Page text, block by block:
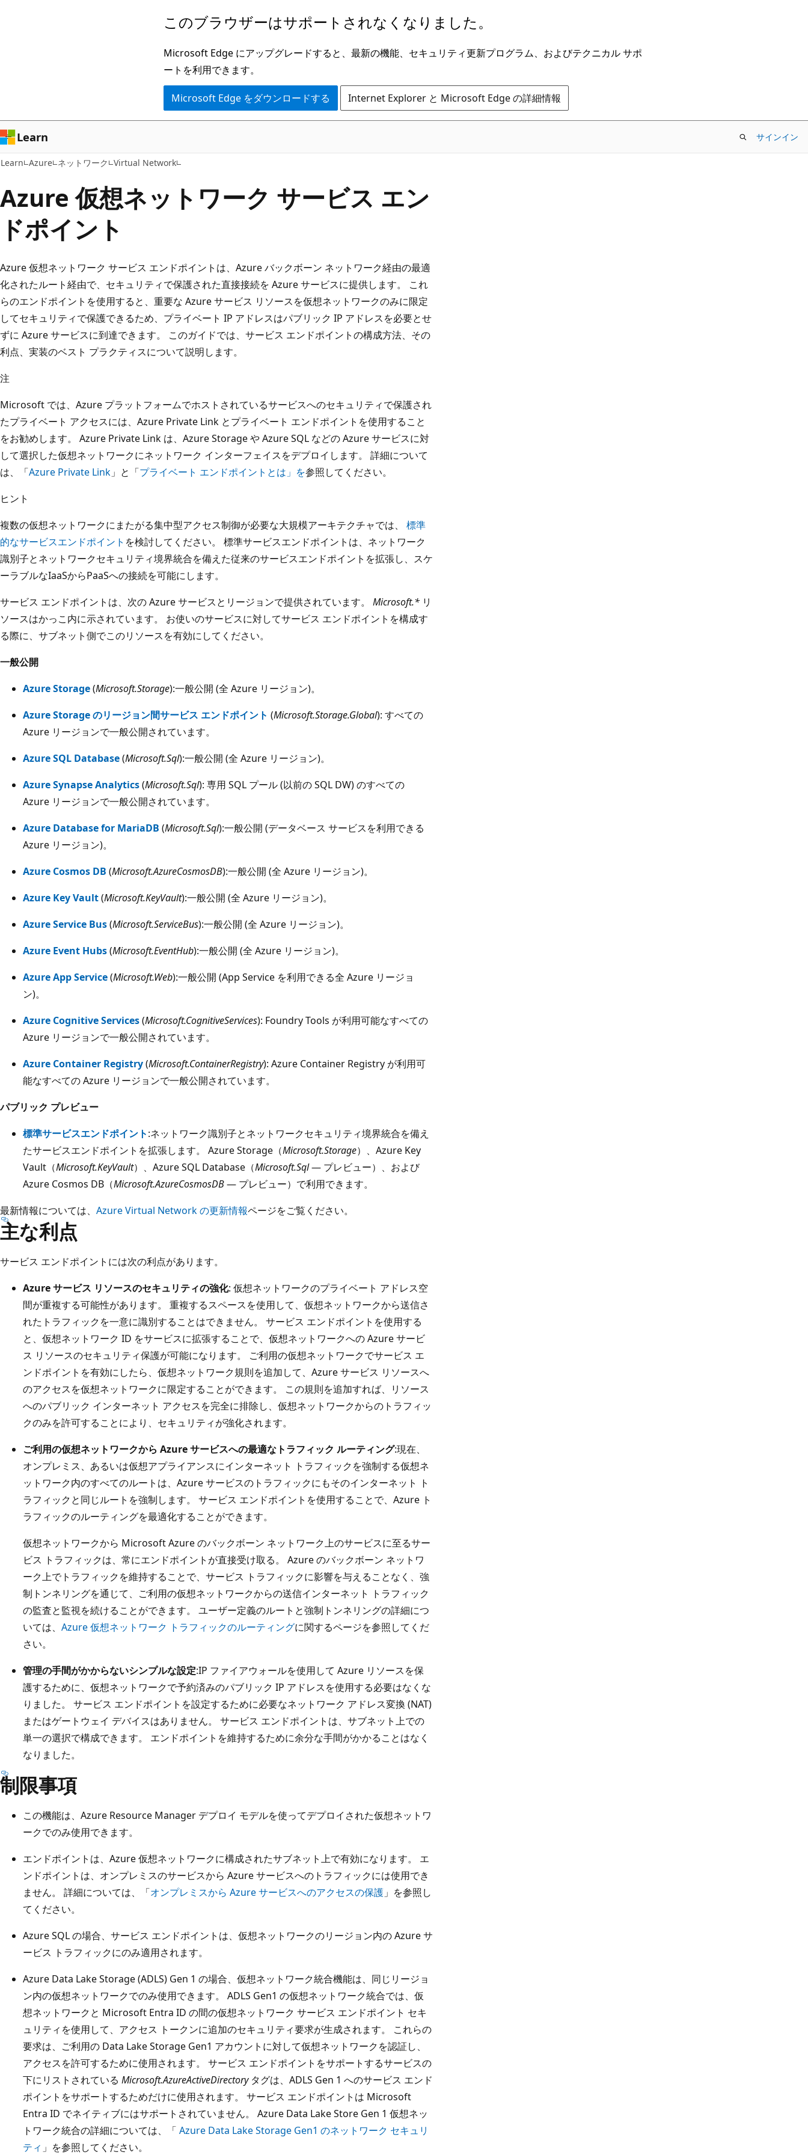
ン
ツ
に
ス
ッ
プ
このブラウザーはサポートされなくなりました。
Microsoft Edge にアップグレードすると、最新の機能、セキュリティ更新プログラム、およびテクニカル サポ
ートを利用できます。
Microsoft Edge をダウンロードする Internet Explorer と Microsoft Edge の詳細情報
Learn サインイン
Learn Azure ネットワーク Virtual Network
Azure 仮想ネットワーク サービス エン
ドポイント
Azure 仮想ネットワーク サービス エンドポイントは、Azure バックボーン ネットワーク経由の最適
化されたルート経由で、セキュリティで保護された直接接続を Azure サービスに提供します。 これ
らのエンドポイントを使用すると、重要な Azure サービス リソースを仮想ネットワークのみに限定
してセキュリティで保護できるため、プライベート IP アドレスはパブリック IP アドレスを必要とせ
ずに Azure サービスに到達できます。 このガイドでは、サービス エンドポイントの構成方法、その
利点、実装のベスト プラクティスについて説明します。
注
Microsoft では、Azure プラットフォームでホストされているサービスへのセキュリティで保護され
たプライベート アクセスには、Azure Private Link とプライベート エンドポイントを使用すること
をお勧めします。 Azure Private Link は、Azure Storage や Azure SQL などの Azure サービスに対
して選択した仮想ネットワークにネットワーク インターフェイスをデプロイします。 詳細について
は、「Azure Private Link 」と「プライベート エンドポイントとは」を参照してください。
ヒント
複数の仮想ネットワークにまたがる集中型アクセス制御が必要な大規模アーキテクチャでは、 標準
的なサービスエンドポイント を検討してください。 標準サービスエンドポイントは、ネットワーク
識別子とネットワークセキュリティ境界統合を備えた従来のサービスエンドポイントを拡張し、スケ
ーラブルなIaaSからPaaSへの接続を可能にします。
サービス エンドポイントは、次の Azure サービスとリージョンで提供されています。 Microsoft.* リ
ソースはかっこ内に示されています。 お使いのサービスに対してサービス エンドポイントを構成す
る際に、サブネット側でこのリソースを有効にしてください。
一般公開
Azure Storage(Microsoft.Storage):一般公開 (全 Azure リージョン)。
Azure Storage のリージョン間サービス エンドポイント (Microsoft.Storage.Global): すべての
Azure リージョンで一般公開されています。
Azure SQL Database(Microsoft.Sql):一般公開 (全 Azure リージョン)。
Azure Synapse Analytics(Microsoft.Sql): 専用 SQL プール (以前の SQL DW) のすべての
Azure リージョンで一般公開されています。
Azure Database for MariaDB (Microsoft.Sql):一般公開 (データベース サービスを利用できる
Azure リージョン)。
Azure Cosmos DB (Microsoft.AzureCosmosDB):一般公開 (全 Azure リージョン)。
Azure Key Vault(Microsoft.KeyVault):一般公開 (全 Azure リージョン)。
Azure Service Bus(Microsoft.ServiceBus):一般公開 (全 Azure リージョン)。
Azure Event Hubs(Microsoft.EventHub):一般公開 (全 Azure リージョン)。
Azure App Service(Microsoft.Web):一般公開 (App Service を利用できる全 Azure リージョ
ン)。
Azure Cognitive Services(Microsoft.CognitiveServices): Foundry Tools が利用可能なすべての
Azure リージョンで一般公開されています。
Azure Container Registry(Microsoft.ContainerRegistry): Azure Container Registry が利用可
能なすべての Azure リージョンで一般公開されています。
パブリック プレビュー
標準サービスエンドポイント:ネットワーク識別子とネットワークセキュリティ境界統合を備え
たサービスエンドポイントを拡張します。 Azure Storage（Microsoft.Storage）、Azure Key
Vault（Microsoft.KeyVault）、Azure SQL Database（Microsoft.Sql— プレビュー）、および
Azure Cosmos DB（Microsoft.AzureCosmosDB— プレビュー）で利用できます。
最新情報については、 Azure Virtual Network の更新情報ページをご覧ください。
主な利点
サービス エンドポイントには次の利点があります。
Azure サービス リソースのセキュリティの強化: 仮想ネットワークのプライベート アドレス空
間が重複する可能性があります。 重複するスペースを使用して、仮想ネットワークから送信さ
れたトラフィックを一意に識別することはできません。 サービス エンドポイントを使用する
と、仮想ネットワーク ID をサービスに拡張することで、仮想ネットワークへの Azure サービ
ス リソースのセキュリティ保護が可能になります。 ご利用の仮想ネットワークでサービス エ
ンドポイントを有効にしたら、仮想ネットワーク規則を追加して、Azure サービス リソースへ
のアクセスを仮想ネットワークに限定することができます。 この規則を追加すれば、リソース
へのパブリック インターネット アクセスを完全に排除し、仮想ネットワークからのトラフィッ
クのみを許可することにより、セキュリティが強化されます。
ご利用の仮想ネットワークから Azure サービスへの最適なトラフィック ルーティング:現在、
オンプレミス、あるいは仮想アプライアンスにインターネット トラフィックを強制する仮想ネ
ットワーク内のすべてのルートは、Azure サービスのトラフィックにもそのインターネット ト
ラフィックと同じルートを強制します。 サービス エンドポイントを使用することで、Azure ト
ラフィックのルーティングを最適化することができます。
仮想ネットワークから Microsoft Azure のバックボーン ネットワーク上のサービスに至るサー
ビス トラフィックは、常にエンドポイントが直接受け取る。 Azure のバックボーン ネットワ
ーク上でトラフィックを維持することで、サービス トラフィックに影響を与えることなく、強
制トンネリングを通じて、ご利用の仮想ネットワークからの送信インターネット トラフィック
の監査と監視を続けることができます。 ユーザー定義のルートと強制トンネリングの詳細につ
いては、 Azure 仮想ネットワーク トラフィックのルーティングに関するページを参照してくだ
さい。
管理の手間がかからないシンプルな設定:IP ファイアウォールを使用して Azure リソースを保
護するために、仮想ネットワークで予約済みのパブリック IP アドレスを使用する必要はなくな
りました。 サービス エンドポイントを設定するために必要なネットワーク アドレス変換 (NAT)
またはゲートウェイ デバイスはありません。 サービス エンドポイントは、サブネット上での
単一の選択で構成できます。 エンドポイントを維持するために余分な手間がかかることはなく
なりました。
制限事項
この機能は、Azure Resource Manager デプロイ モデルを使ってデプロイされた仮想ネットワ
ークでのみ使用できます。
エンドポイントは、Azure 仮想ネットワークに構成されたサブネット上で有効になります。 エ
ンドポイントは、オンプレミスのサービスから Azure サービスへのトラフィックには使用でき
ません。 詳細については、「オンプレミスから Azure サービスへのアクセスの保護 」を参照し
てください。
Azure SQL の場合、サービス エンドポイントは、仮想ネットワークのリージョン内の Azure サ
ービス トラフィックにのみ適用されます。
Azure Data Lake Storage (ADLS) Gen 1 の場合、仮想ネットワーク統合機能は、同じリージョ
ン内の仮想ネットワークでのみ使用できます。 ADLS Gen1 の仮想ネットワーク統合では、仮
想ネットワークと Microsoft Entra ID の間の仮想ネットワーク サービス エンドポイント セキ
ュリティを使用して、アクセス トークンに追加のセキュリティ要求が生成されます。 これらの
要求は、ご利用の Data Lake Storage Gen1 アカウントに対して仮想ネットワークを認証し、
アクセスを許可するために使用されます。 サービス エンドポイントをサポートするサービスの
下にリストされている Microsoft.AzureActiveDirectoryタグは、ADLS Gen 1 へのサービス エンド
ポイントをサポートするためだけに使用されます。 サービス エンドポイントは Microsoft
Entra ID でネイティブにはサポートされていません。 Azure Data Lake Store Gen 1 仮想ネッ
トワーク統合の詳細については、「 Azure Data Lake Storage Gen1 のネットワーク セキュリ
ティ 」を参照してください。